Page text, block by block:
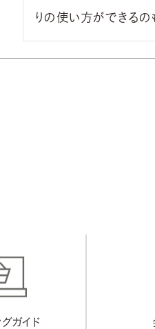
りの使い方ができるの
ガイド